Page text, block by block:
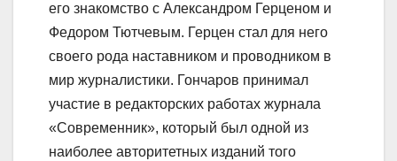
его знакомство с Александром Герценом и
Федором Тютчевым. Герцен стал для него
своего рода наставником и проводником в
мир журналистики. Гончаров принимал
участие в редакторских работах журнала
«Современник», который был одной из
наиболее авторитетных изданий того